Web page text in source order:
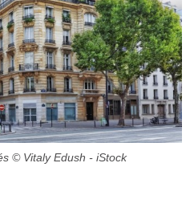
© Vitaly Edush - iStock